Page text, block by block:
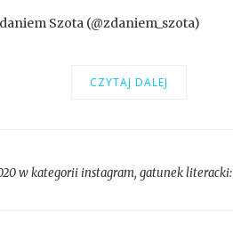
Szota (@zdaniem_szota)
CZYTAJ DALEJ
w kategoriiinstagram, gatunek literacki: